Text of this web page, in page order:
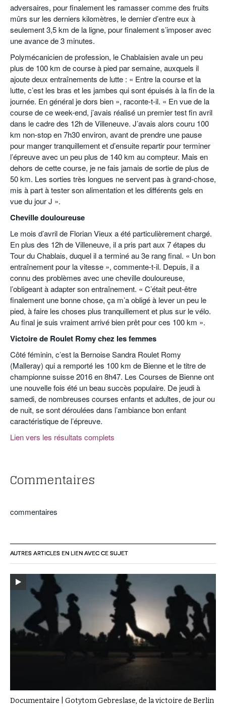
adversaires, pour finalement les ramasser comme des fruits
mûrs sur les derniers kilomètres, le dernier d’entre eux à
seulement 3,5 km de la ligne, pour finalement s’imposer avec
une avance de 3 minutes.
Polymécanicien de profession, le Chablaisien avale un peu
plus de 100 km de course à pied par semaine, auxquels il
ajoute deux entraînements de lutte : « Entre la course et la
lutte, c’est les bras et les jambes qui sont épuisés à la fin de la
journée. En général je dors bien », raconte-t-il. « En vue de la
course de ce week-end, j’avais réalisé un premier test fin avril
dans le cadre des 12h de Villeneuve. J’avais alors couru 100
km non-stop en 7h30 environ, avant de prendre une pause
pour manger tranquillement et d’ensuite repartir pour terminer
l’épreuve avec un peu plus de 140 km au compteur. Mais en
dehors de cette course, je ne fais jamais de sortie de plus de
50 km. Les sorties très longues ne servent pas à grand-chose,
mis à part à tester son alimentation et les différents gels en
vue du jour J ».
Cheville douloureuse
Le mois d’avril de Florian Vieux a été particulièrement chargé.
En plus des 12h de Villeneuve, il a pris part aux 7 étapes du
Tour du Chablais, duquel il a terminé au 3e rang final. « Un bon
entraînement pour la vitesse », commente-t-il. Depuis, il a
connu des problèmes avec une cheville douloureuse,
l’obligeant à adapter son entraînement. « C’était peut-être
finalement une bonne chose, ça m’a obligé à lever un peu le
pied, à faire les choses plus tranquillement et plus sur le vélo.
Au final je suis vraiment arrivé bien prêt pour ces 100 km ».
Victoire de Roulet Romy chez les femmes
Côté féminin, c’est la Bernoise Sandra Roulet Romy
(Malleray) qui a remporté les 100 km de Bienne et le titre de
championne suisse 2016 en 8h47. Les Courses de Bienne ont
une nouvelle fois été un beau succès populaire. De jeudi à
samedi, de nombreuses courses enfants et adultes, de jour ou
de nuit, se sont déroulées dans l’ambiance bon enfant
caractéristique de l’épreuve.
Lien vers les résultats complets
Commentaires
commentaires
AUTRES ARTICLES EN LIEN AVEC CE SUJET
Documentaire | Gotytom Gebreslase, de la victoire de Berlin